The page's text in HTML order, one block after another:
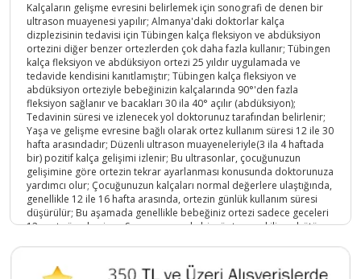
Kalçaların gelişme evresini belirlemek için sonografi de denen bir
ultrason muayenesi yapılır; Almanya'daki doktorlar kalça
dizplezisinin tedavisi için Tübingen kalça fleksiyon ve abdüksiyon
ortezini diğer benzer ortezlerden çok daha fazla kullanır; Tübingen
kalça fleksiyon ve abdüksiyon ortezi 25 yıldır uygulamada ve
tedavide kendisini kanıtlamıştır; Tübingen kalça fleksiyon ve
abdüksiyon orteziyle bebeğinizin kalçalarında 90°'den fazla
fleksiyon sağlanır ve bacakları 30 ila 40° açılır (abdüksiyon);
Tedavinin süresi ve izlenecek yol doktorunuz tarafından belirlenir;
Yaşa ve gelişme evresine bağlı olarak ortez kullanım süresi 12 ile 30
hafta arasındadır; Düzenli ultrason muayeneleriyle(3 ila 4 haftada
bir) pozitif kalça gelişimi izlenir; Bu ultrasonlar, çocuğunuzun
gelişimine göre ortezin tekrar ayarlanması konusunda doktorunuza
yardımcı olur; Çocuğunuzun kalçaları normal değerlere ulaştığında,
genellikle 12 ile 16 hafta arasında, ortezin günlük kullanım süresi
düşürülür; Bu aşamada genellikle bebeğiniz ortezi sadece geceleri
12 saat süreyle giyer; Son muayenede bir röntgen çekilir ve bütün
Ürün Kodu :
7319-4032767147144